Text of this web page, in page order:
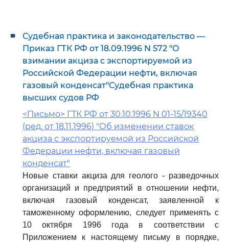
Судебная практика и законодательство —
Приказ ГТК РФ от 18.09.1996 N 572 "О
взимании акциза с экспортируемой из
Российской Федерации нефти, включая
газовый конденсат"Судебная практика
высших судов РФ
<Письмо> ГТК РФ от 30.10.1996 N 01-15/19340
(ред. от 18.11.1996) "Об изменении ставок
акциза с экспортируемой из Российской
Федерации нефти, включая газовый
конденсат"
Новые ставки акциза для геолого - разведочных
организаций и предприятий в отношении нефти,
включая газовый конденсат, заявленной к
таможенному оформлению, следует применять с
10 октября 1996 года в соответствии с
Приложением к настоящему письму в порядке,